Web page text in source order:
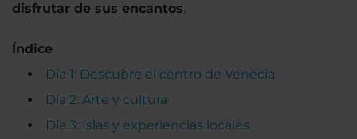
disfrutar de sus encantos.
Índice
Día 1: Descubre el centro de Venecia
Día 2: Arte y cultura
Día 3: Islas y experiencias locales